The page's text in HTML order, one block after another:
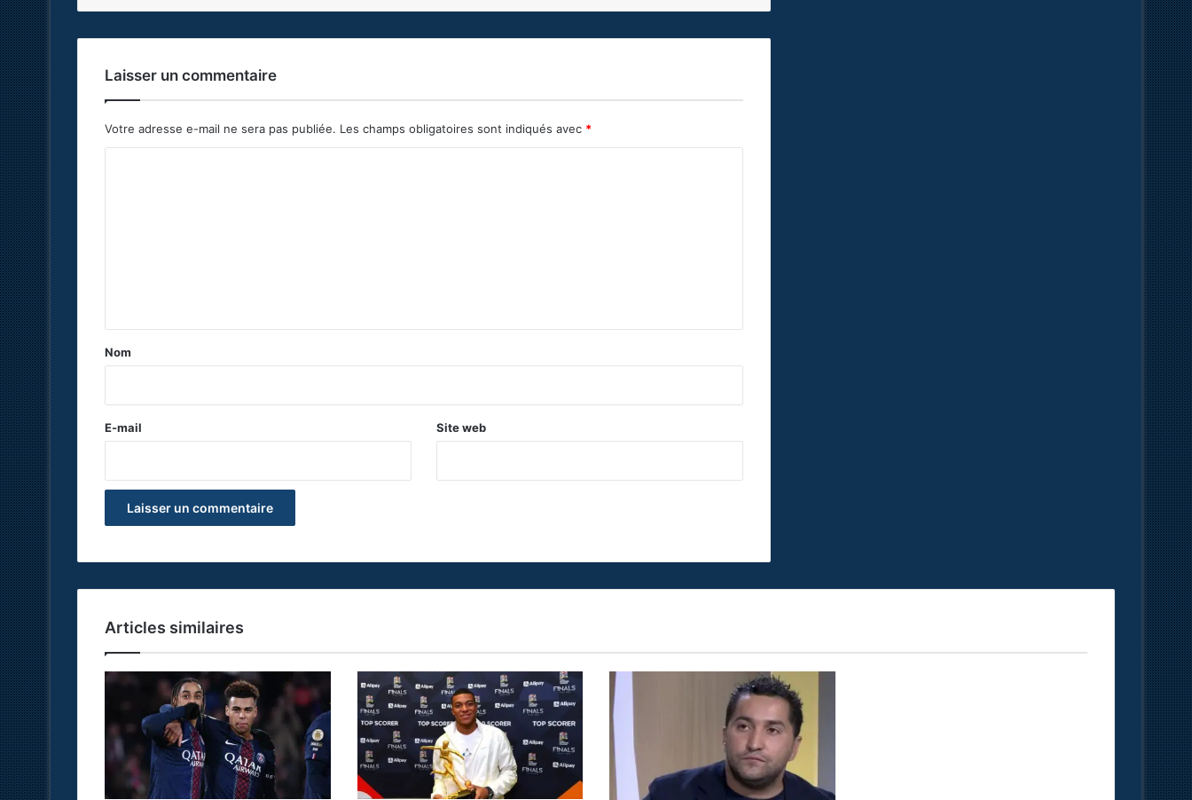
Laisser un commentaire
Votre adresse e-mail ne sera pas publiée. Les champs obligatoires sont indiqués avec *
a
e
Nom
E-mail Site web
Articles similaires